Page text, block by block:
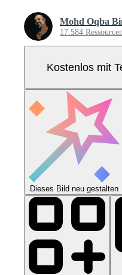
Mohd Oqba
17.584
Kostenlos mit
Dieses Bild neu gestalten